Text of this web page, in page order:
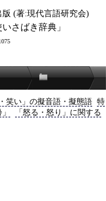
版 (著:現代言語研究会)
いさばき辞典」
笑い」の擬音語・擬態語 特
「怒る・怒り」に関する